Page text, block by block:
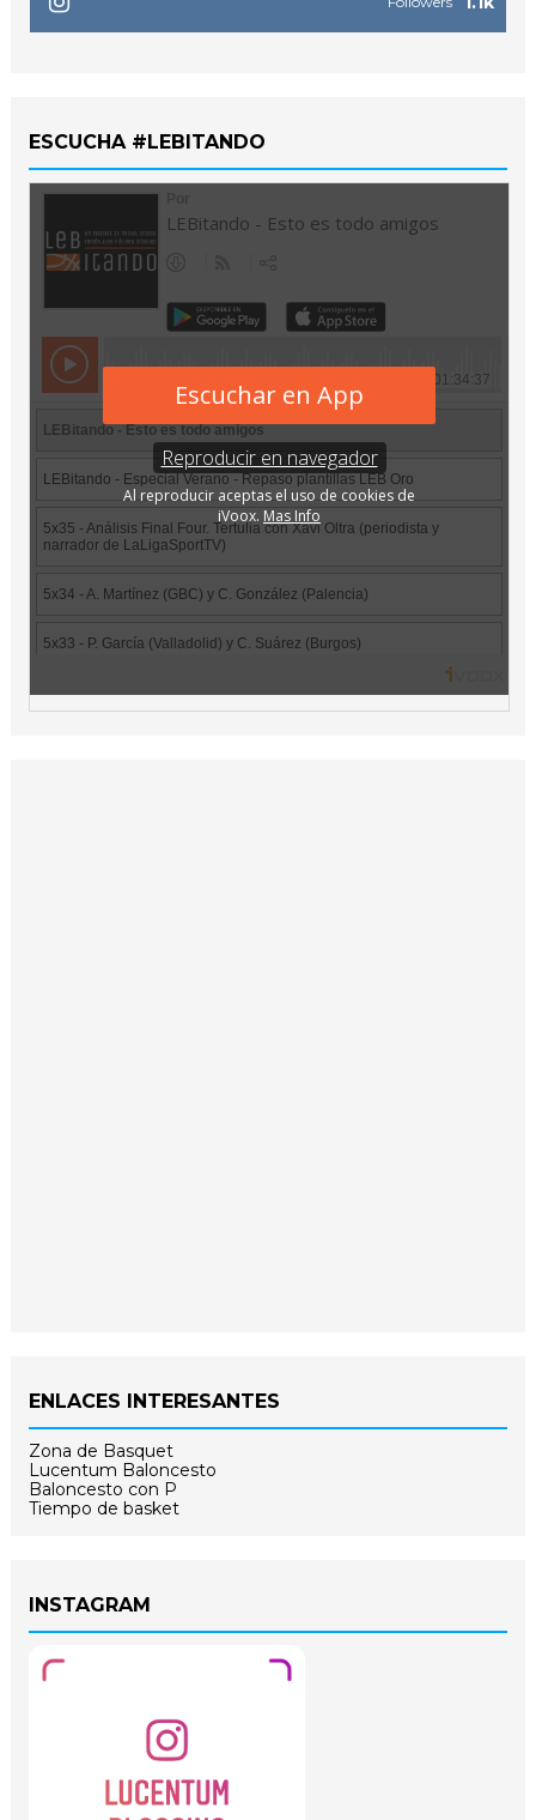
ESCUCHA #LEBITANDO
ENLACES INTERESANTES
Zona de Basquet
Lucentum Baloncesto
Baloncesto con P
Tiempo de basket
INSTAGRAM